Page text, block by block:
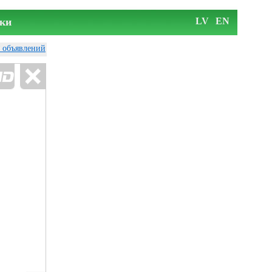
LV EN
объявлений